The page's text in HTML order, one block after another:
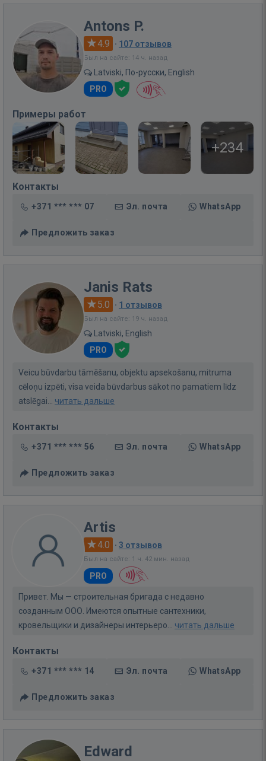
Antons P.
4.9 · 107 отзывов
Был на сайте: 14 ч. назад
Latviski, По-русски, English
PRO
Примеры работ
+234
Контакты
+371 *** *** 07 Эл. почта WhatsApp
Предложить заказ
Janis Rats
5.0 · 1 отзывов
Был на сайте: 19 ч. назад
Latviski, English
PRO
Veicu būvdarbu tāmēšanu, objektu apsekošanu, mitruma
cēloņu izpēti, visa veida būvdarbus sākot no pamatiem līdz
atslēgai... читать дальше
Контакты
+371 *** *** 56 Эл. почта WhatsApp
Предложить заказ
Artis
4.0 · 3 отзывов
Был на сайте: 1 ч. 42 мин. назад
PRO
Привет. Мы — строительная бригада с недавно
созданным ООО. Имеются опытные сантехники,
кровельщики и дизайнеры интерьеро... читать дальше
Контакты
+371 *** *** 14 Эл. почта WhatsApp
Предложить заказ
Edward